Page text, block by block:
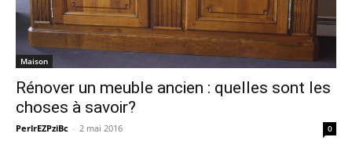
Maison
Rénover un meuble ancien : quelles sont les
choses à savoir?
PerlrEZPziBc - 2 mai 2016 0